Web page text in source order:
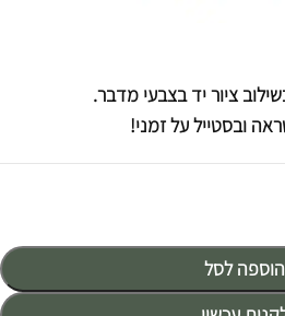
ובסטייל על זמני!
הוספה לסל